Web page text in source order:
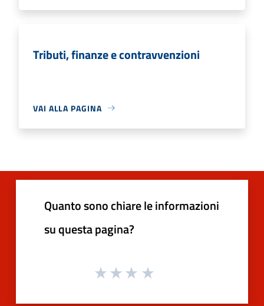
Tributi, finanze e contravvenzioni
VAI ALLA PAGINA
Quanto sono chiare le informazioni
su questa pagina?